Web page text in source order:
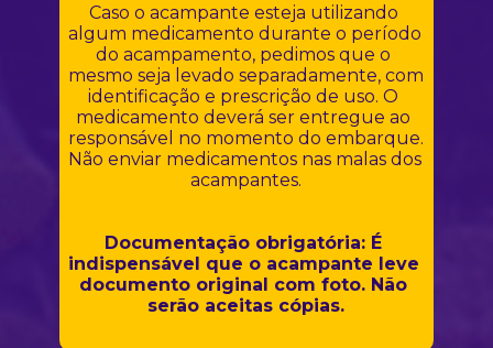
Caso o acampante esteja utilizando
algum medicamento durante o período
do acampamento, pedimos que o
mesmo seja levado separadamente, com
identificação e prescrição de uso. O
medicamento deverá ser entregue ao
responsável no momento do embarque.
Não enviar medicamentos nas malas dos
acampantes.
Documentação obrigatória: É
indispensável que o acampante leve
documento original com foto. Não
serão aceitas cópias.